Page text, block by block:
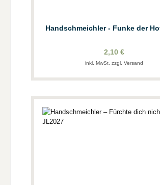
Handschmeichler - Funke der
2,10 €
inkl. MwSt. zzgl. Versand